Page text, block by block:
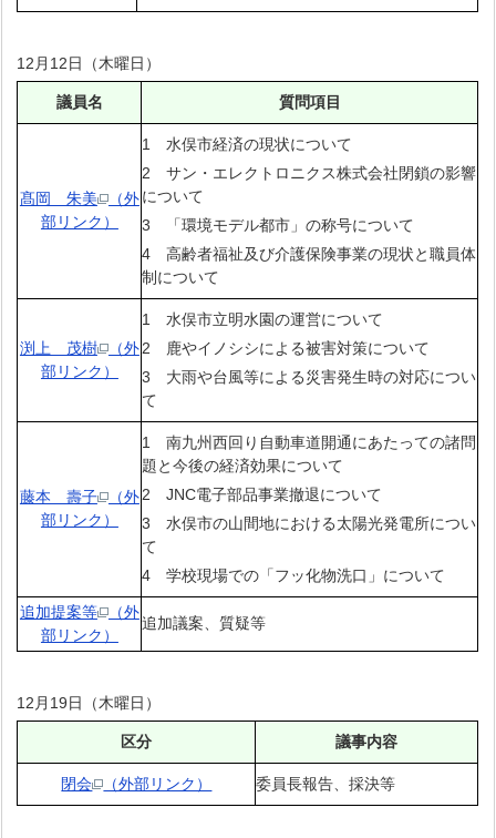
12月12日（木曜日）
議員名 質問項目
髙岡 朱美
（外
部リンク）
1 水俣市経済の現状について
2 サン・エレクトロニクス株式会社閉鎖の影響
について
3 「環境モデル都市」の称号について
4 高齢者福祉及び介護保険事業の現状と職員体
制について
渕上 茂樹
（外
部リンク）
1 水俣市立明水園の運営について
2 鹿やイノシシによる被害対策について
3 大雨や台風等による災害発生時の対応につい
て
藤本 壽子
（外
部リンク）
1 南九州西回り自動車道開通にあたっての諸問
題と今後の経済効果について
2 JNC電子部品事業撤退について
3 水俣市の山間地における太陽光発電所につい
て
4 学校現場での「フッ化物洗口」について
追加提案等
（外
部リンク）
追加議案、質疑等
12月19日（木曜日）
区分 議事内容
閉会 （外部リンク） 委員長報告、採決等